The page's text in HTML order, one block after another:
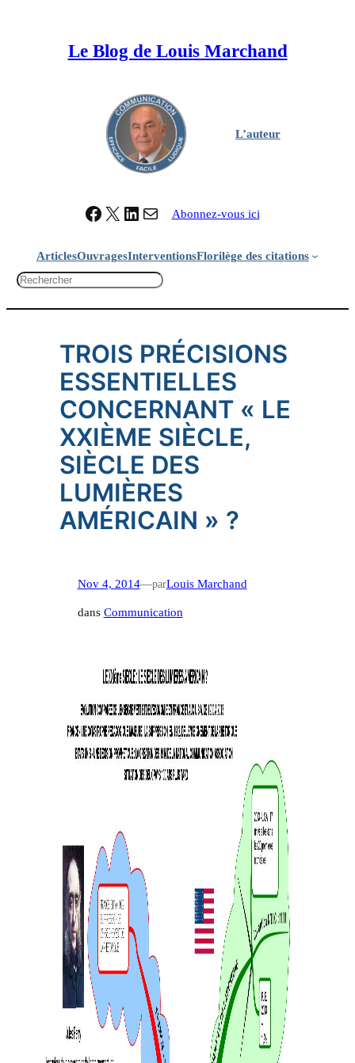
Le Blog de Louis Marchand
L’auteur
Facebook X LinkedIn Contacter Louis Marchand Abonnez-vous ici
ArticlesOuvragesInterventionsFlorilège des citations
R
TROIS PRÉCISIONS
ESSENTIELLES
CONCERNANT « LE
XXIÈME SIÈCLE,
SIÈCLE DES
LUMIÈRES
AMÉRICAIN » ?
Nov 4, 2014—parLouis Marchand
dans Communication